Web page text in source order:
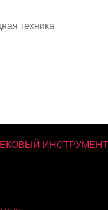
техника
ИНСТРУМЕНТ